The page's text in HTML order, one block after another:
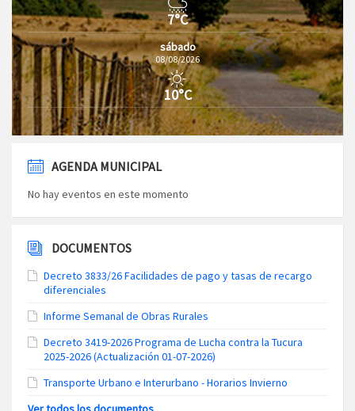
7°C
sábado
08/08/2026
10°C
AGENDA MUNICIPAL
No hay eventos en este momento
DOCUMENTOS
Decreto 3833/26 Facilidades de pago y tasas de recargo
diferenciales
Informe Semanal de Obras Rurales
Decreto 3419-2026 Programa de Lucha contra la Tucura
2025-2026 (Actualización 01-07-2026)
Transporte Urbano e Interurbano - Horarios Invierno